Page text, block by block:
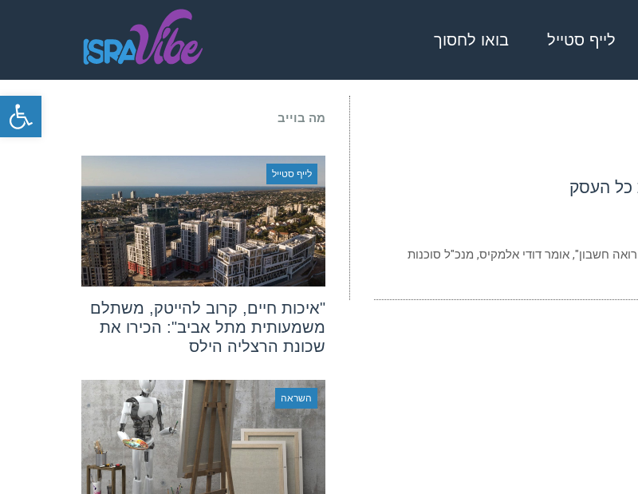
לייף סטייל בואו לחסוך
כל העסק
חשבון", אומר דודי אלמקיס, מנכ"ל סוכנות
מה בוייב
לייף סטייל
"איכות חיים, קרוב להייטק, משתלם
משמעותית מתל אביב": הכירו את
שכונת הרצליה הילס
השראה
פתח